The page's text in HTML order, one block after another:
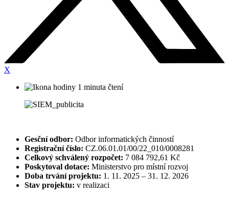
X
1 minuta čtení
Gesční odbor: Odbor informatických činností
Registrační číslo: CZ.06.01.01/00/22_010/0008281
Celkový schválený rozpočet: 7 084 792,61 Kč
Poskytoval dotace: Ministerstvo pro místní rozvoj
Doba trvání projektu: 1. 11. 2025 – 31. 12. 2026
Stav projektu: v realizaci